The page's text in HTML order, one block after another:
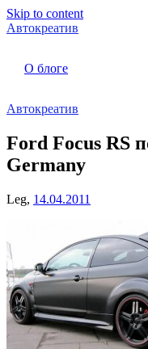
Skip to content
Автокреатив
О блоге
Автокреатив
Ford Focus RS
Germany
Leg, 14.04.2011